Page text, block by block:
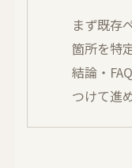
まず既存
箇所を特
結論・
つけて進